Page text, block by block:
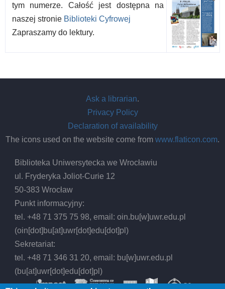
tym numerze. Całość jest dostępna na
naszej stronie Biblioteki Cyfrowej
Zapraszamy do lektury.
Ask a librarian.
Privacy Policy
Declaration of availability
The icons used on the website come from www.flaticon.com.
Biblioteka Uniwersytecka we Wrocławiu
ul. Fryderyka Joliot-Curie 12
50-383 Wrocław
Punkt informacyjny:
tel. +48 71 375 75 98, email:oin.bu[w]uwr.edu.pl
(oin[dot]bu[at]uwr[dot]edu[dot]pl)
Sekretariat:
tel. +48 71 346 31 20, email: bu[w]uwr.edu.pl
(bu[at]uwr[dot]edu[dot]pl)